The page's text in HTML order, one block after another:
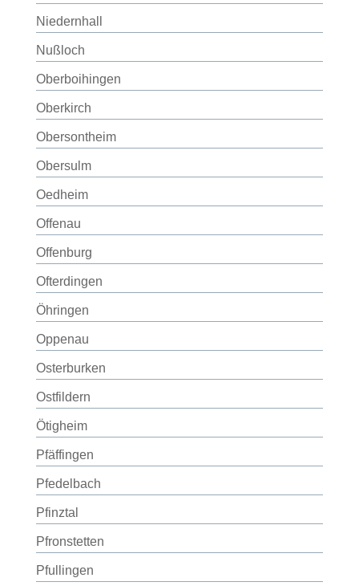
Niedernhall
Nußloch
Oberboihingen
Oberkirch
Obersontheim
Obersulm
Oedheim
Offenau
Offenburg
Ofterdingen
Öhringen
Oppenau
Osterburken
Ostfildern
Ötigheim
Pfäffingen
Pfedelbach
Pfinztal
Pfronstetten
Pfullingen